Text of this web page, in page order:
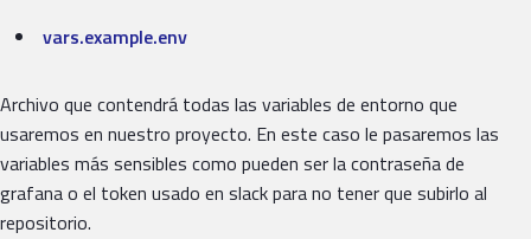
vars.example.env
Archivo que contendrá todas las variables de entorno que
usaremos en nuestro proyecto. En este caso le pasaremos las
variables más sensibles como pueden ser la contraseña de
grafana o el token usado en slack para no tener que subirlo al
repositorio.